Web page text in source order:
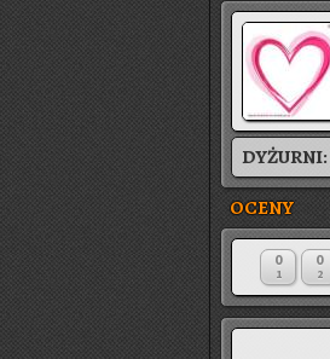
DYŻURNI:
OCENY
0
1
0
2